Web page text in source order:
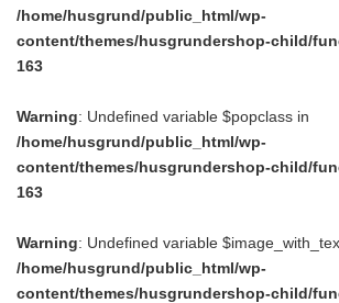
/home/husgrund/public_html/wp-
content/themes/husgrundershop-child/
163
Warning: Undefined variable $popclass in
/home/husgrund/public_html/wp-
content/themes/husgrundershop-child/
163
Warning: Undefined variable
/home/husgrund/public_html/wp-
content/themes/husgrundershop-child/